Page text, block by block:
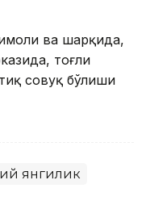
ва шарқида,
тоғли
совуқ бўлиши
янгилик